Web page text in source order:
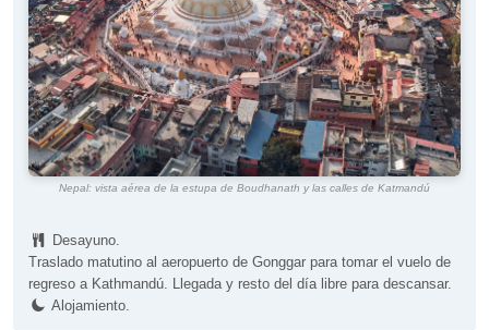
Nepal: vista aérea de la estupa de Boudhanath y las calles de Katmandú
Desayuno.
Traslado matutino al aeropuerto de Gonggar para tomar el vuelo de
regreso a Kathmandú. Llegada y resto del día libre para descansar.
Alojamiento.